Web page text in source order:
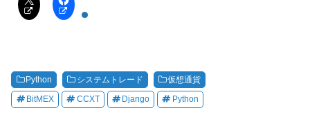
Python システムトレード 仮想通貨
BitMEX CCXT Django Python